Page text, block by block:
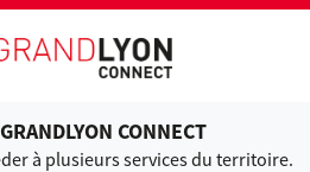
CONNECT
à plusieurs services du territoire.